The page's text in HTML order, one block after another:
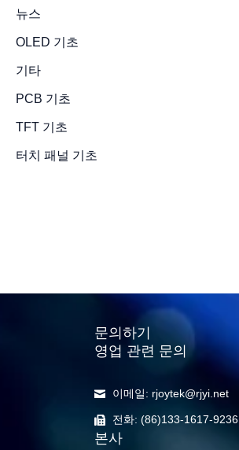
뉴스
OLED 기초
기타
PCB 기초
TFT 기초
터치 패널 기초
문의하기
영업 관련 문의
이메일: rjoytek@rjyi.net
전화: (86)133-1617-9236
본사